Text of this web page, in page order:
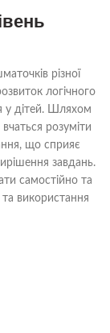
різної
логічного
у дітей. Шляхом
вчаться розуміти
що сприяє
завдань.
самостійно та
використання